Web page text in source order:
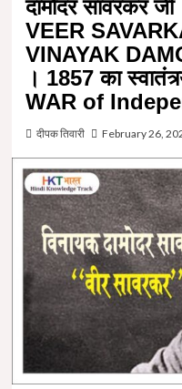
दामोदर सावरकर
VEER
VINAYAK
। 1857 का
WAR of
दीपक तिवारी February 26,